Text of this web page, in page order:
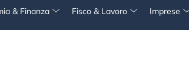
& Finanza Fisco & Lavoro Imprese